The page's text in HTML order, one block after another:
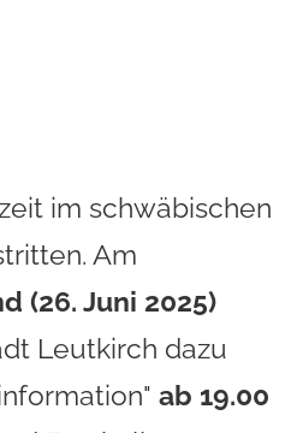
im schwäbischen
Am
(26. Juni 2025)
Leutkirch dazu
ab 19.00